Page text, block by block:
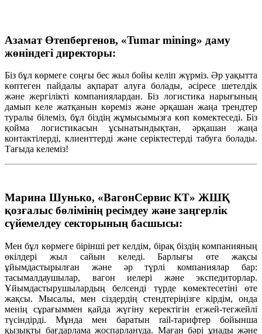
Азамат Өтепбергенов, «Tumar mining» даму
жөніндегі директоры:
Біз бұл көрмеге соңғы бес жыл бойы келіп жүрміз. Әр уақытта
көптеген пайдалы ақпарат алуға болады, әсіресе шетелдік
және жергілікті компаниялардан. Біз логистика нарығының
дамып келе жатқанын көреміз және әрқашан жаңа трендтер
туралы білеміз, бұл біздің жұмысымызға көп көмектеседі. Біз
қойма логистикасын ұсынатындықтан, әрқашан жаңа
контактілерді, клиенттерді және серіктестерді табуға болады.
Тағыда келеміз!
Марина Шунько, «ВагонСервис КТ» ЖШҚ
қозғалыс бөлімінің ресімдеу және заңгерлік
сүйемелдеу секторының басшысы:
Мен бұл көрмеге бірінші рет келдім, бірақ біздің компанияның
өкілдері жыл сайын келеді. Барлығы өте жақсы
ұйымдастырылған және әр түрлі компаниялар бар:
тасымалдаушылар, вагон иелері және экспедиторлар.
Ұйымдастырушылардың белсенді түрде көмектесетіні өте
жақсы. Мысалы, мен сіздердің стендтеріңізге кірдім, онда
менің сұрағыммен қайда жүгіну керектігін егжей-тегжейлі
түсіндірді. Мұнда мен баратын rail-тарифтер бойынша
қызықты бағдарлама жоспарлануда. Маған бәрі ұнады және